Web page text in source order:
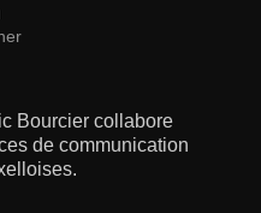
Bourcier collabore
de communication